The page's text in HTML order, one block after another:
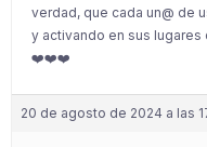
verdad, que cada un@ de
y activando en sus
❤️❤️❤️
20 de agosto de 2024 a las